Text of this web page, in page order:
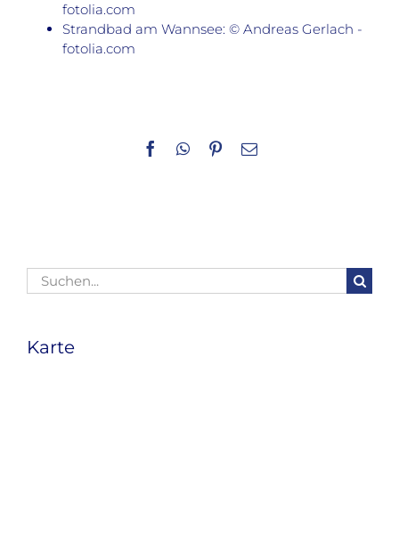
fotolia.com
Strandbad am Wannsee: © Andreas Gerlach -
fotolia.com
Facebook
WhatsApp
Pinterest
E-
Suche
nach:
Karte